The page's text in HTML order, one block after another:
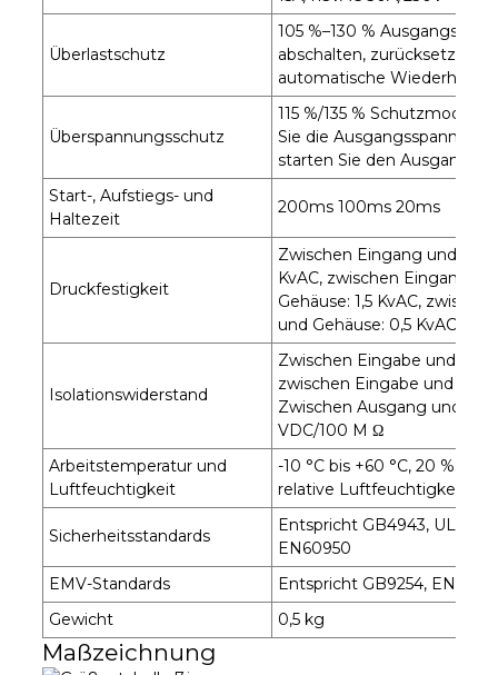
Überlastschutz
105 %–130 %
abschalten, zurücksetzen:
automatische
Überspannungsschutz
115 %/135 % Schutzmodus:
Sie die Ausgangsspannung
starten Sie den Ausgang
Start-, Aufstiegs- und
Haltezeit
200ms 100ms 20ms
Druckfestigkeit
Zwischen Eingang und
KvAC, zwischen Eingang
Gehäuse: 1,5 KvAC,
und Gehäuse: 0,5 KvAC
Isolationswiderstand
Zwischen Eingabe und
zwischen Eingabe und Shell,
Zwischen Ausgang und
VDC/100 M Ω
Arbeitstemperatur und
Luftfeuchtigkeit
-10 °C bis +60 °C, 20 % bis
relative Luftfeuchtigkeit
Sicherheitsstandards
Entspricht GB4943,
EN60950
EMV-Standards
Entspricht GB9254,
Gewicht
0,5 kg
Maßzeichnung